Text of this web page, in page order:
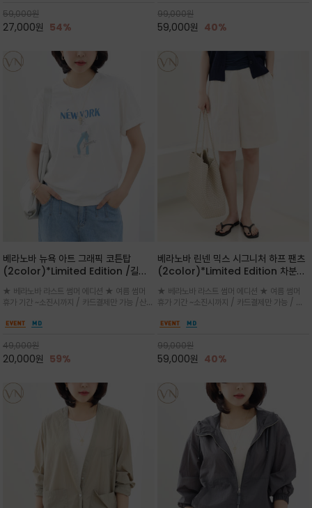
59,000원
27,000원 54%
99,000원
59,000원 40%
베라노바 뉴욕 아트 그래픽 코튼탑
(2color)*Limited Edition /길어
세요 ^^
★ 베라노바 라스트 썸머 에디션 ★ 여름 썸머
휴가 기간 ~소진시까지 / 카드결제만 가능 /산뜻
레터링과 감각적인 일러스트 프린트가 어우러져
49,000원
20,000원 59%
베라노바 린넨 믹스 시그니처 하프 팬츠
(2color)*Limited Edition 차분한
진 여름의 끝자락까지 멋스럽게 연출하
세요 ^^
★ 베라노바 라스트 썸머 에디션 ★ 여름 썸머
휴가 기간 ~소진시까지 / 카드결제만 가능 / 앞
게 체형을 커버해 우아한 비율을 완성
99,000원
59,000원 40%